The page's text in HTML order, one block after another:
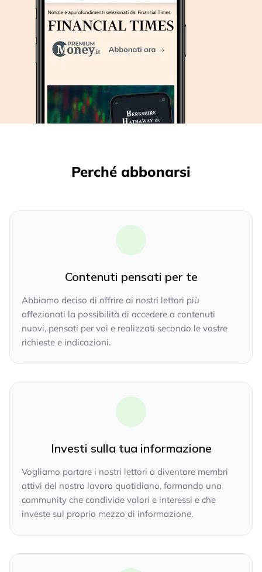
Perché abbonarsi
Contenuti pensati per te
Abbiamo deciso di offrire ai nostri lettori più
affezionati la possibilità di accedere a contenuti
nuovi, pensati per voi e realizzati secondo le vostre
richieste e indicazioni.
Investi sulla tua informazione
Vogliamo portare i nostri lettori a diventare membri
attivi del nostro lavoro quotidiano, formando una
community che condivide valori e interessi e che
investe sul proprio mezzo di informazione.